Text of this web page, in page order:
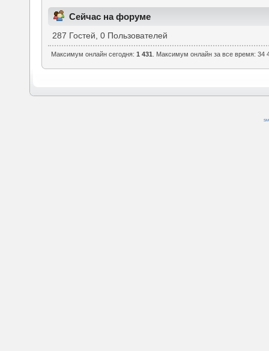
Сейчас на форуме
287 Гостей, 0 Пользователей
Максимум онлайн сегодня:1 431 . Максимум онлайн за все время: 34